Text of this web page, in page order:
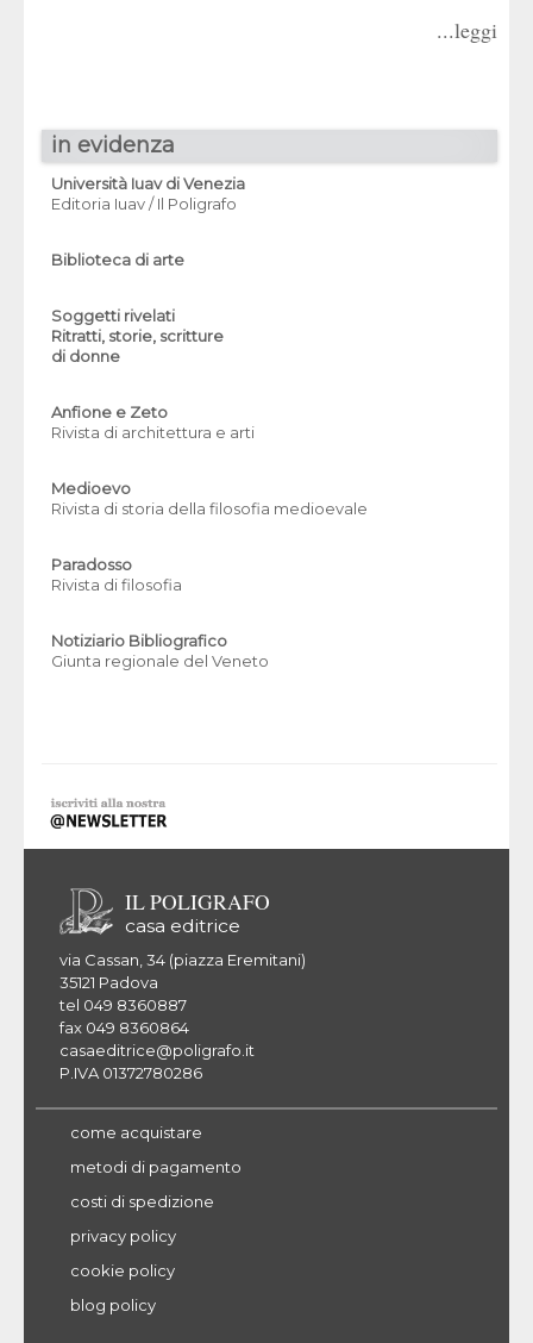
...leggi
in evidenza
Università Iuav di Venezia
Editoria Iuav / Il Poligrafo
Biblioteca di arte
Soggetti rivelati
Ritratti, storie, scritture
di donne
Anfione e Zeto
Rivista di architettura e arti
Medioevo
Rivista di storia della filosofia medioevale
Paradosso
Rivista di filosofia
Notiziario Bibliografico
Giunta regionale del Veneto
IL POLIGRAFO
casa editrice
via Cassan, 34 (piazza Eremitani)
35121 Padova
tel 049 8360887
fax 049 8360864
casaeditrice@poligrafo.it
P.IVA 01372780286
come acquistare
metodi di pagamento
costi di spedizione
privacy policy
cookie policy
blog policy